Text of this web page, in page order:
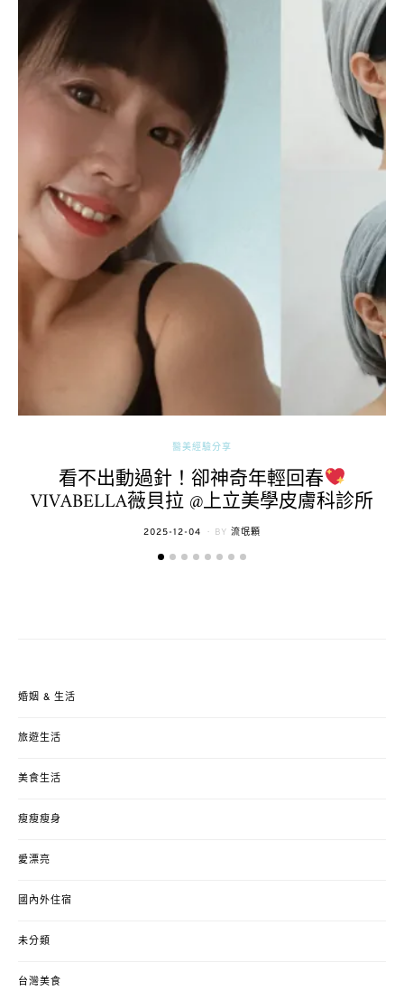
醫美經驗分享
看不出動過針！卻神奇年輕回春
VIVABELLA薇貝拉 @上立美學皮膚科診所
POSTED
2025-12-04 BY 流氓顆
婚姻 & 生活
旅遊生活
美食生活
瘦瘦瘦身
愛漂亮
國內外住宿
未分類
台灣美食